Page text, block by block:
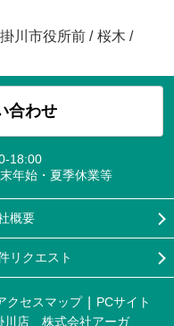
掛川市役所前 / 桜木 /
合わせ
18:00
年始・夏季休業等
概要
リクエスト
クセスマップ
PCサイト
川店 株式会社アーガ